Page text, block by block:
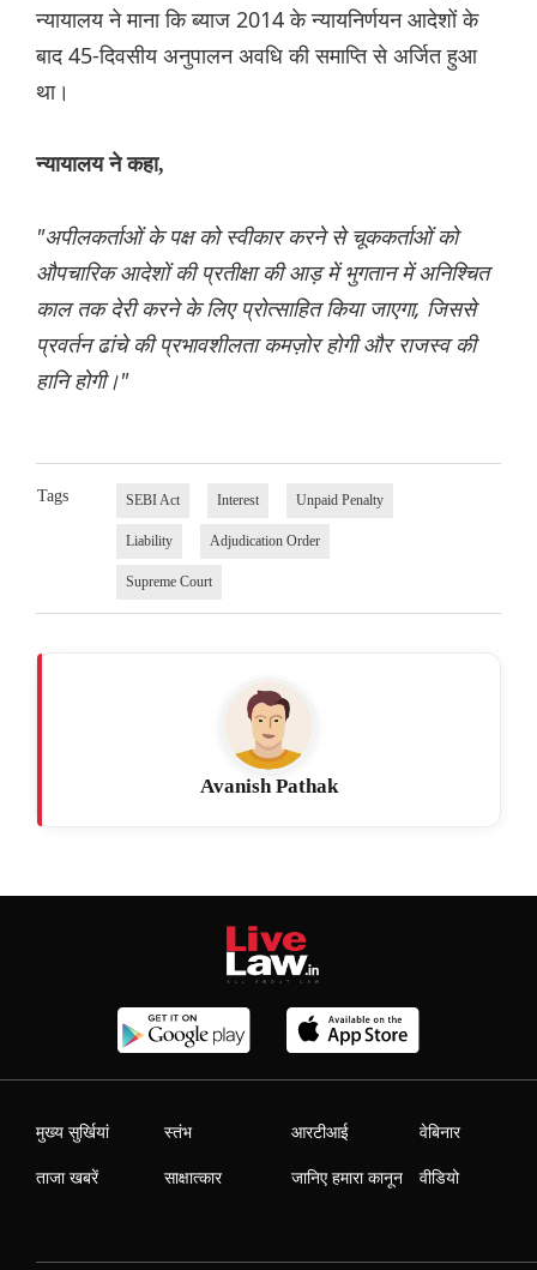
न्यायालय ने माना कि ब्याज 2014 के न्यायनिर्णयन आदेशों के
बाद 45-दिवसीय अनुपालन अवधि की समाप्ति से अर्जित हुआ
था।
न्यायालय ने कहा,
"अपीलकर्ताओं के पक्ष को स्वीकार करने से चूककर्ताओं को
औपचारिक आदेशों की प्रतीक्षा की आड़ में भुगतान में अनिश्चित
काल तक देरी करने के लिए प्रोत्साहित किया जाएगा, जिससे
प्रवर्तन ढांचे की प्रभावशीलता कमज़ोर होगी और राजस्व की
हानि होगी।"
Tags SEBI Act Interest Unpaid Penalty
Liability Adjudication Order
Supreme Court
Avanish Pathak
मुख्य सुर्खियां
ताजा खबरें
स्तंभ
साक्षात्कार
आरटीआई
जानिए हमारा कानून
वेबिनार
वीडियो